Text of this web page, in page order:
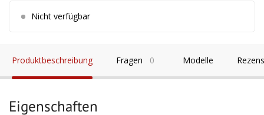
Nicht verfügbar
Produktbeschreibung Fragen 0 Modelle
Eigenschaften